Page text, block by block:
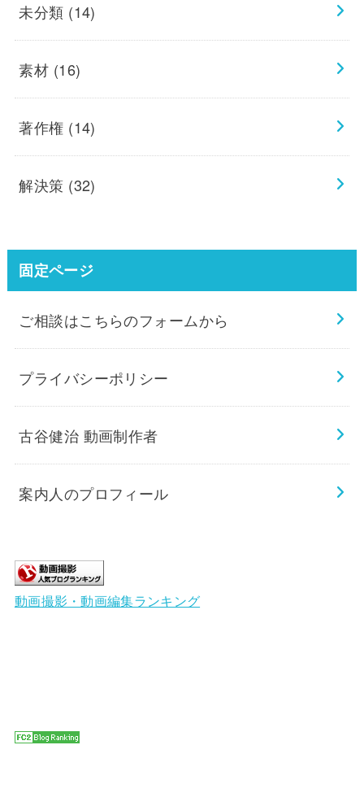
未分類 (14)
素材 (16)
著作権 (14)
解決策 (32)
固定ページ
ご相談はこちらのフォームから
プライバシーポリシー
古谷健治 動画制作者
案内人のプロフィール
動画撮影・動画編集ランキング